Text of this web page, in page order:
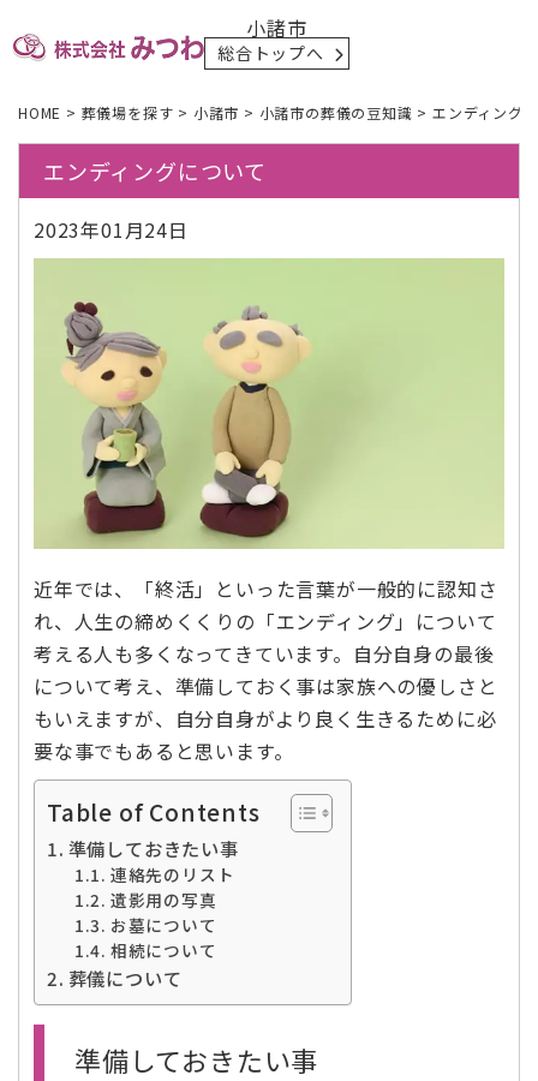
小諸市
総合トップへ
HOME > 葬儀場を探す > 小諸市 > 小諸市の葬儀の豆知識 >エンディング
エンディングについて
2023年01月24日
近年では、「終活」といった言葉が一般的に認知さ
れ、人生の締めくくりの「エンディング」について
考える人も多くなってきています。自分自身の最後
について考え、準備しておく事は家族への優しさと
もいえますが、自分自身がより良く生きるために必
要な事でもあると思います。
Table of Contents
準備しておきたい事
連絡先のリスト
遺影用の写真
お墓について
相続について
葬儀について
準備しておきたい事